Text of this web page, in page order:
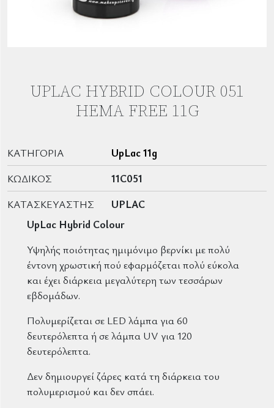
UPLAC HYBRID COLOUR 051
HEMA FREE 11G
ΚΑΤΗΓΟΡΊΑ
UpLac 11g
ΚΩΔΙΚΌΣ
11C051
ΚΑΤΑΣΚΕΥΑΣΤΉΣ
UPLAC
UpLac Hybrid Colour
Υψηλής ποιότητας ημιμόνιμο βερνίκι με πολύ
έντονη χρωστική πού εφαρμόζεται πολύ εύκολα
και έχει διάρκεια μεγαλύτερη των τεσσάρων
εβδομάδων.
Πολυμερίζεται σε LED λάμπα για 60
δευτερόλεπτα ή σε λάμπα UV για 120
δευτερόλεπτα.
Δεν δημιουργεί ζάρες κατά τη διάρκεια του
πολυμερισμού και δεν σπάει.